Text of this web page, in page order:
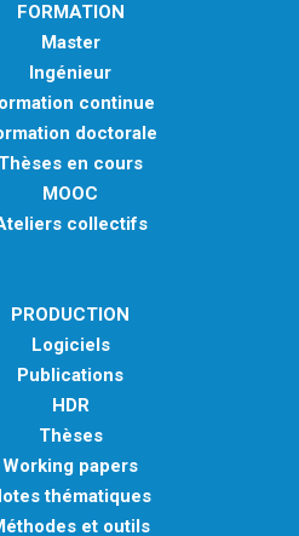
FORMATION
Master
Ingénieur
continue
doctorale
Thèses en cours
MOOC
collectifs
PRODUCTION
Logiciels
Publications
HDR
Thèses
Working papers
thématiques
et outils